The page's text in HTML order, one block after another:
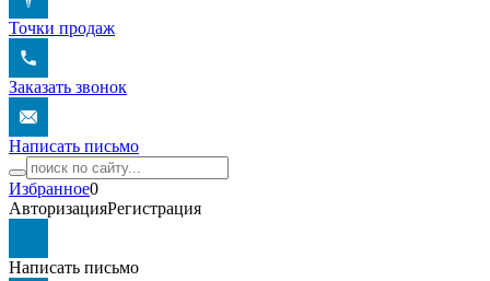
Точки продаж
Заказать звонок
Написать письмо
Избранное0
АвторизацияРегистрация
Написать письмо